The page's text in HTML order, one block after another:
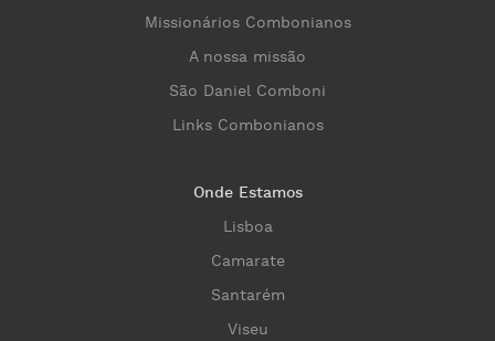
Missionários Combonianos
A nossa missão
São Daniel Comboni
Links Combonianos
Onde Estamos
Lisboa
Camarate
Santarém
Viseu